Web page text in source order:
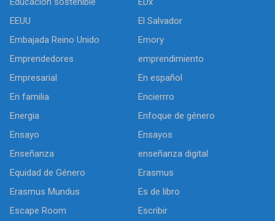
EEUU
El Salvador
Embajada Reino Unido
Emory
Emprendedores
emprendimiento
Empresarial
En español
En familia
Encierrro
Energia
Enfoque de género
Ensayo
Ensayos
Enseñanza
enseñanza digital
Equidad de Género
Erasmus
Erasmus Mundus
Es de libro
Escape Room
Escribir